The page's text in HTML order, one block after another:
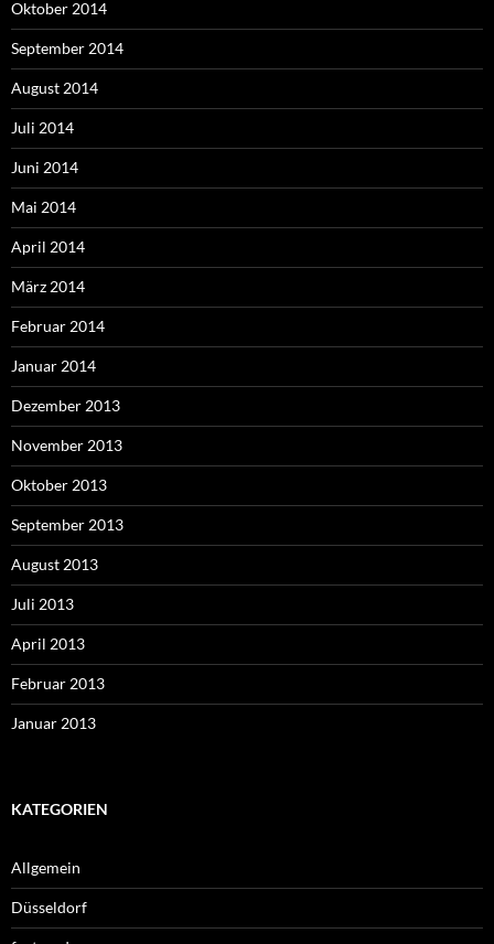
Oktober 2014
September 2014
August 2014
Juli 2014
Juni 2014
Mai 2014
April 2014
März 2014
Februar 2014
Januar 2014
Dezember 2013
November 2013
Oktober 2013
September 2013
August 2013
Juli 2013
April 2013
Februar 2013
Januar 2013
KATEGORIEN
Allgemein
Düsseldorf